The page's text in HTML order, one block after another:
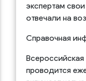
экспертам
отвечали на
Справочная
проводится